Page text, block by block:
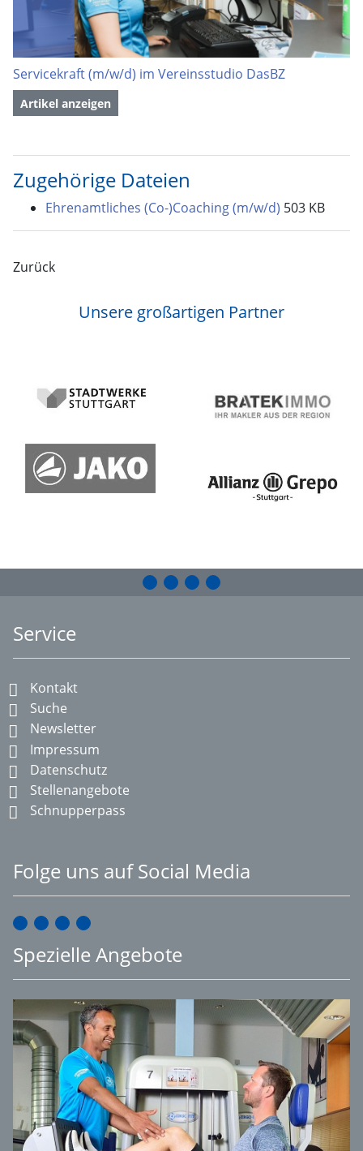
Servicekraft (m/w/d) im Vereinsstudio DasBZ
Artikel anzeigen
Zugehörige Dateien
Ehrenamtliches (Co-)Coaching (m/w/d) 503 KB
Zurück
Unsere großartigen Partner
Service
Kontakt
Suche
Newsletter
Impressum
Datenschutz
Stellenangebote
Schnupperpass
Folge uns auf Social Media
Spezielle Angebote